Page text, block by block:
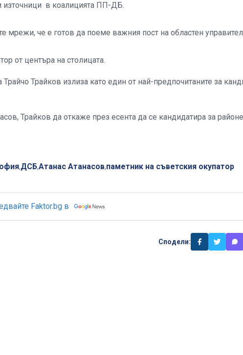
източници в коалицията ПП-ДБ.
мрежи, че е готов да поеме важния пост на областен
от центъра на столицата.
Трайков излиза като един от най-предпочитаните за
Трайков да откаже през есента да се кандидатира за
,ДСБ,Атанас Атанасов,паметник на съветския окупатор
Faktor.bg в
Сподели: